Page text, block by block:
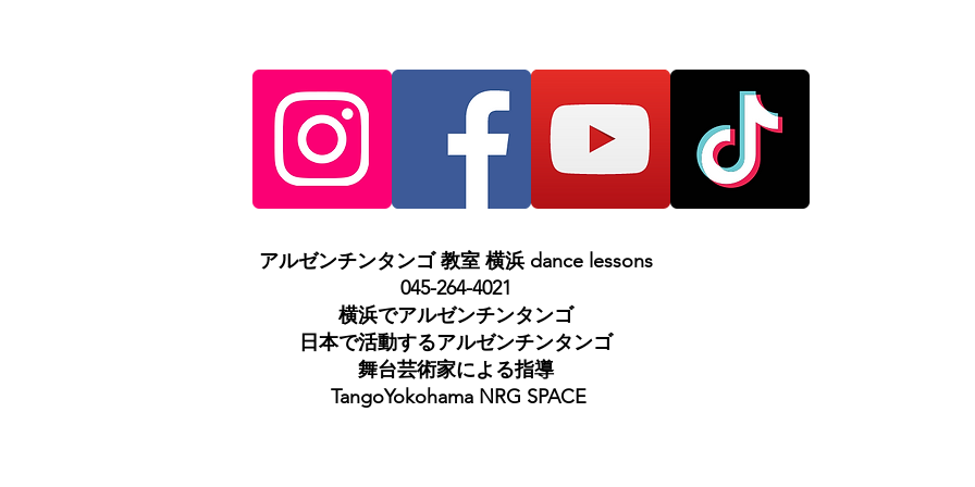
アルゼンチンタンゴ 教室 横浜 dance lessons
045-264-4021
横浜でアルゼンチンタンゴ
日本で活動するアルゼンチンタンゴ
舞台芸術家による指導
TangoYokohama NRG SPACE